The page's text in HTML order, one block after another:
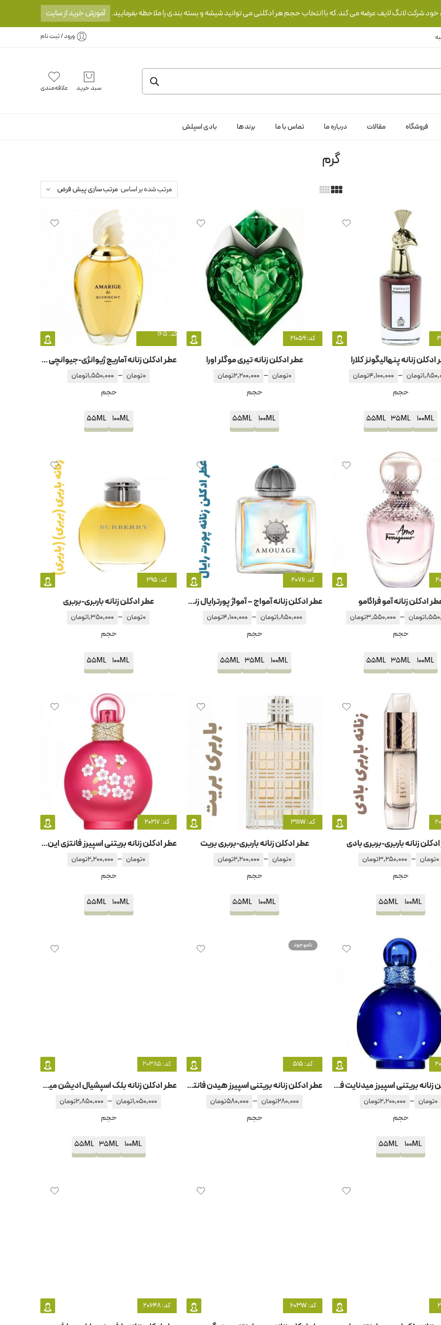
شرکت لانگ لایف عرضه می کند.که با انتخاب حجم هر ادکلنی می توانید شیشه و بسته بندی را ملاحظه بفرمایید. آموزش خرید از سایت
ورود / ثبت نام
سبد خرید علاقه‌مندی
فروشگاه مقالات درباره ما تماس با ما برند ها بادی اسپلش
گرم
مرتب شده بر اساس مرتب سازی پیش فرض
ادکلن زنانه پنهالیگونز کلارا
تومان –
4,100,000تومان
حجم
100ML
35ML
55ML
کد: 21059
عطر ادکلن زنانه تیری موگلر اورا
0تومان –
2,200,000تومان
حجم
100ML
55ML
کد: 165
عطر ادکلن زنانه آماریج ژیوانژی-جیوانچی – جیونچی
0تومان –
1,550,000تومان
حجم
100ML
55ML
ادکلن زنانه آمو فراگامو
تومان –
3,550,000تومان
حجم
100ML
35ML
55ML
کد: 20711
عطر ادکلن زنانه آمواج – آمواژ پورترایال زنانه
1,850,000تومان –
4,100,000تومان
حجم
100ML
35ML
55ML
کد: 295
عطر ادکلن زنانه باربری-بربری
0تومان –
1,350,000تومان
حجم
100ML
55ML
زنانه باربری-بربری بادی
0تومان –
3,250,000تومان
حجم
100ML
55ML
کد: 3111W
عطر ادکلن زنانه باربری-بربری بریت
0تومان –
2,200,000تومان
حجم
100ML
55ML
کد: 20217
عطر ادکلن زنانه بریتنی اسپیرز فانتزی این بلوم
0تومان –
2,200,000تومان
حجم
100ML
55ML
عطر ادکلن زنانه بریتنی اسپیرز میدنایت فانتزی
0تومان –
2,200,000تومان
حجم
100ML
55ML
ناموجود
کد: 515
عطر ادکلن زنانه بریتنی اسپیرز هیدن فانتزی
280,000تومان –
580,000تومان
حجم
کد: 20385
عطر ادکلن زنانه بلک اسپشیال ادیشن میکالف
1,050,000تومان –
2,850,000تومان
حجم
100ML
35ML
55ML
کد: 603W کد: 20648